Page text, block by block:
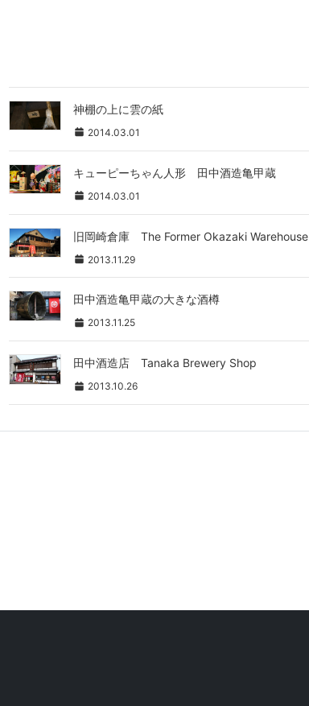
神棚の上に雲の紙
2014.03.01
キューピーちゃん人形 田中酒造亀甲蔵
2014.03.01
旧岡崎倉庫 The Former Okazaki Warehouse
2013.11.29
田中酒造亀甲蔵の大きな酒樽
2013.11.25
田中酒造店 Tanaka Brewery Shop
2013.10.26